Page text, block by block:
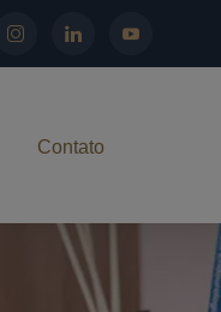
Contato